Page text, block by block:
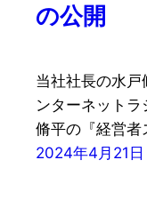
の公開
当社社長の水戸
ンターネット
脩平の『経営
2024年4月21日